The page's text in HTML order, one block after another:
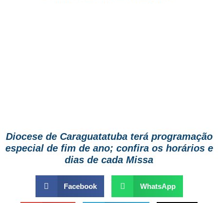
Diocese de Caraguatatuba terá programação
especial de fim de ano; confira os horários e
dias de cada Missa
Facebook WhatsApp